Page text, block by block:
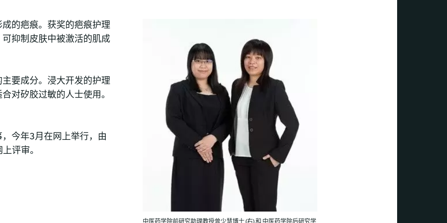
的疤痕。获奖的疤痕护理
抑制皮肤中被激活的肌成
要成分。浸大开发的护理
对矽胶过敏的人士使用。
今年3月在网上举行，由
评审。